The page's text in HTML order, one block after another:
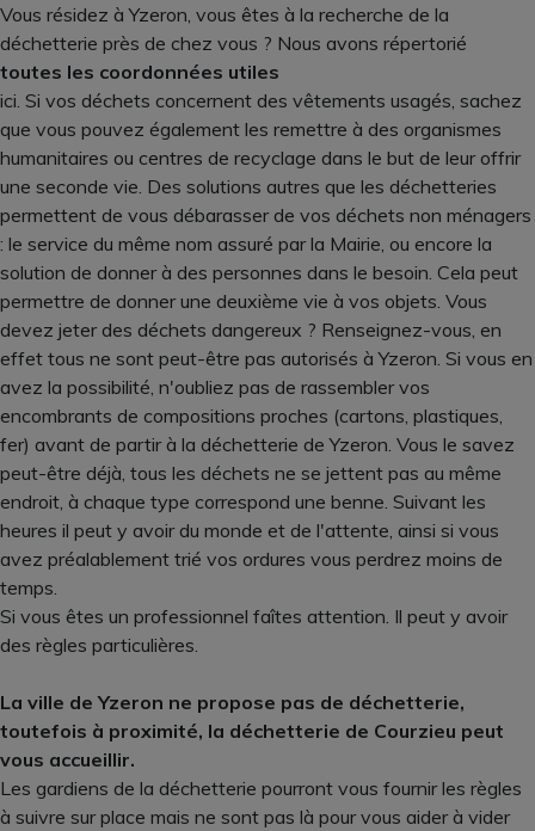
Vous résidez à Yzeron, vous êtes à la recherche de la
déchetterie près de chez vous ? Nous avons répertorié
toutes les coordonnées utiles
ici. Si vos déchets concernent des vêtements usagés, sachez
que vous pouvez également les remettre à des organismes
humanitaires ou centres de recyclage dans le but de leur offrir
une seconde vie. Des solutions autres que les déchetteries
permettent de vous débarasser de vos déchets non ménagers
: le service du même nom assuré par la Mairie, ou encore la
solution de donner à des personnes dans le besoin. Cela peut
permettre de donner une deuxième vie à vos objets. Vous
devez jeter des déchets dangereux ? Renseignez-vous, en
effet tous ne sont peut-être pas autorisés à Yzeron. Si vous en
avez la possibilité, n'oubliez pas de rassembler vos
encombrants de compositions proches (cartons, plastiques,
fer) avant de partir à la déchetterie de Yzeron. Vous le savez
peut-être déjà, tous les déchets ne se jettent pas au même
endroit, à chaque type correspond une benne. Suivant les
heures il peut y avoir du monde et de l'attente, ainsi si vous
avez préalablement trié vos ordures vous perdrez moins de
temps.
Si vous êtes un professionnel faîtes attention. Il peut y avoir
des règles particulières.
La ville de Yzeron ne propose pas de déchetterie,
toutefois à proximité, la déchetterie de Courzieu peut
vous accueillir.
Les gardiens de la déchetterie pourront vous fournir les règles
à suivre sur place mais ne sont pas là pour vous aider à vider